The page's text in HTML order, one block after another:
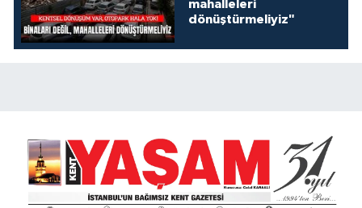
mahalleleri
dönüştürmeliyiz"